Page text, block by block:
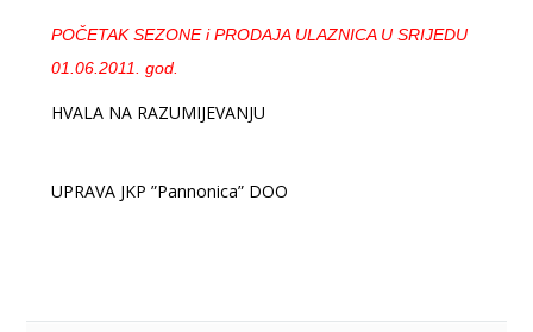
POČETAK SEZONE i PRODAJA ULAZNICA U SRIJEDU
01.06.2011. god.
HVALA NA RAZUMIJEVANJU
UPRAVA JKP ”Pannonica” DOO